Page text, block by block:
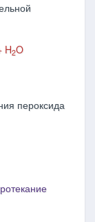
H2O
пероксида